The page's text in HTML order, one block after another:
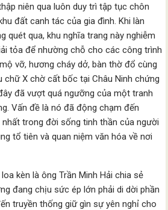
niên qua luôn duy trì tập tục chôn
đất canh tác của gia đình. Khi làn
quét qua, khu nghĩa trang này nghiễm
tỏa để nhường chỗ cho các công trình
vỡ, hương cháy dở, bàn thờ đổ cùng
chữ X chờ cất bốc tại Châu Ninh chứng
đã vượt quá ngưỡng của một tranh
Vấn đề là nó đã động chạm đến
trong đời sống tinh thần của người
tổ tiên và quan niệm văn hóa về nơi
kèn là ông Trần Minh Hải chia sẻ
đang chịu sức ép lớn phải di dời phần
truyền thống giữ gìn sự yên nghỉ cho